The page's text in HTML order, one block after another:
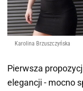
Karolina Brzuszczyńska
Pierwsza
elegancji - mocno